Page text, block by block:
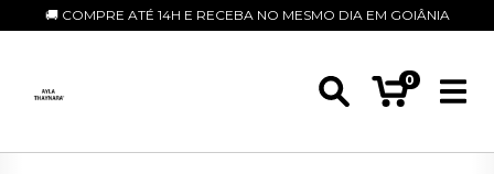
🚚 COMPRE ATÉ 14H E RECEBA NO MESMO DIA EM GOIÂNIA
0